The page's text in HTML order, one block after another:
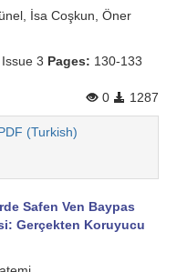
İsa Coşkun, Öner
3 Pages: 130-133
0
1287
(Turkish)
Safen Ven Baypas
Gerçekten Koruyucu